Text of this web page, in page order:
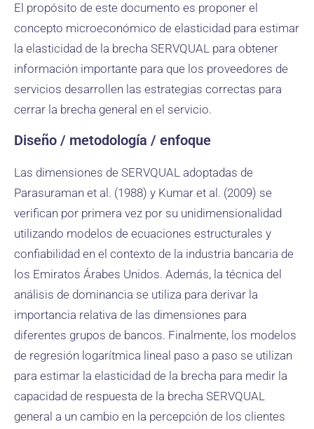
El propósito de este documento es proponer el
concepto microeconómico de elasticidad para estimar
la elasticidad de la brecha SERVQUAL para obtener
información importante para que los proveedores de
servicios desarrollen las estrategias correctas para
cerrar la brecha general en el servicio.
Diseño / metodología / enfoque
Las dimensiones de SERVQUAL adoptadas de
Parasuraman et al. (1988) y Kumar et al. (2009) se
verifican por primera vez por su unidimensionalidad
utilizando modelos de ecuaciones estructurales y
confiabilidad en el contexto de la industria bancaria de
los Emiratos Árabes Unidos. Además, la técnica del
análisis de dominancia se utiliza para derivar la
importancia relativa de las dimensiones para
diferentes grupos de bancos. Finalmente, los modelos
de regresión logarítmica lineal paso a paso se utilizan
para estimar la elasticidad de la brecha para medir la
capacidad de respuesta de la brecha SERVQUAL
general a un cambio en la percepción de los clientes